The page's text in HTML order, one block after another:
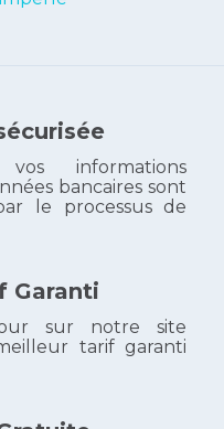
informations
bancaires sont
le processus de
Garanti
sur notre site
tarif garanti